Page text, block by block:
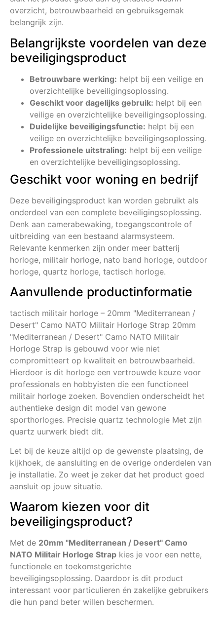
overzicht, betrouwbaarheid en gebruiksgemak
belangrijk zijn.
Belangrijkste voordelen van deze
beveiligingsproduct
Betrouwbare werking: helpt bij een veilige en
overzichtelijke beveiligingsoplossing.
Geschikt voor dagelijks gebruik: helpt bij een
veilige en overzichtelijke beveiligingsoplossing.
Duidelijke beveiligingsfunctie: helpt bij een
veilige en overzichtelijke beveiligingsoplossing.
Professionele uitstraling: helpt bij een veilige
en overzichtelijke beveiligingsoplossing.
Geschikt voor woning en bedrijf
Deze beveiligingsproduct kan worden gebruikt als
onderdeel van een complete beveiligingsoplossing.
Denk aan camerabewaking, toegangscontrole of
uitbreiding van een bestaand alarmsysteem.
Relevante kenmerken zijn onder meer batterij
horloge, militair horloge, nato band horloge, outdoor
horloge, quartz horloge, tactisch horloge.
Aanvullende productinformatie
tactisch militair horloge – 20mm "Mediterranean /
Desert" Camo NATO Militair Horloge Strap 20mm
"Mediterranean / Desert" Camo NATO Militair
Horloge Strap is gebouwd voor wie niet
compromitteert op kwaliteit en betrouwbaarheid.
Hierdoor is dit horloge een vertrouwde keuze voor
professionals en hobbyisten die een functioneel
militair horloge zoeken. Bovendien onderscheidt het
authentieke design dit model van gewone
sporthorloges. Precisie quartz technologie Met zijn
quartz uurwerk biedt dit.
Let bij de keuze altijd op de gewenste plaatsing, de
kijkhoek, de aansluiting en de overige onderdelen van
je installatie. Zo weet je zeker dat het product goed
aansluit op jouw situatie.
Waarom kiezen voor dit
beveiligingsproduct?
Met de 20mm "Mediterranean / Desert" Camo
NATO Militair Horloge Strap kies je voor een nette,
functionele en toekomstgerichte
beveiligingsoplossing. Daardoor is dit product
interessant voor particulieren én zakelijke gebruikers
die hun pand beter willen beschermen.